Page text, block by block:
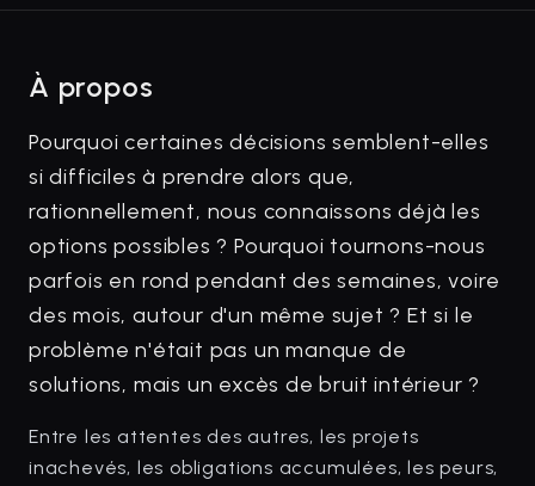
À propos
Pourquoi certaines décisions semblent-elles
si difficiles à prendre alors que,
rationnellement, nous connaissons déjà les
options possibles ? Pourquoi tournons-nous
parfois en rond pendant des semaines, voire
des mois, autour d'un même sujet ? Et si le
problème n'était pas un manque de
solutions, mais un excès de bruit intérieur ?
Entre les attentes des autres, les projets
inachevés, les obligations accumulées, les peurs,